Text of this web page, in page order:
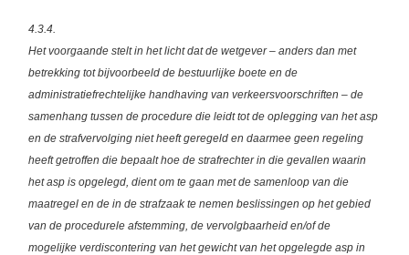
4.3.4.
Het voorgaande stelt in het licht dat de wetgever – anders dan met
betrekking tot bijvoorbeeld de bestuurlijke boete en de
administratiefrechtelijke handhaving van verkeersvoorschriften – de
samenhang tussen de procedure die leidt tot de oplegging van het asp
en de strafvervolging niet heeft geregeld en daarmee geen regeling
heeft getroffen die bepaalt hoe de strafrechter in die gevallen waarin
het asp is opgelegd, dient om te gaan met de samenloop van die
maatregel en de in de strafzaak te nemen beslissingen op het gebied
van de procedurele afstemming, de vervolgbaarheid en/of de
mogelijke verdiscontering van het gewicht van het opgelegde asp in